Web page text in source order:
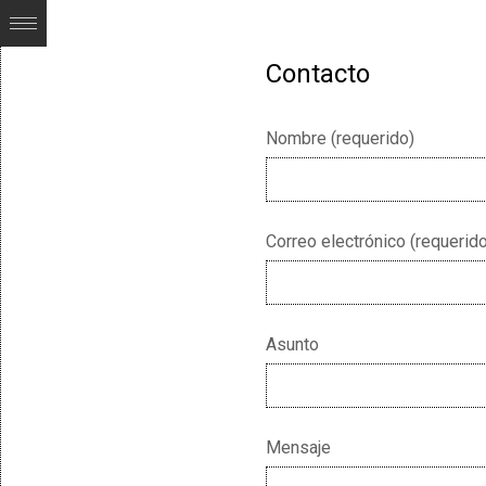
Contacto
Nombre (requerido)
Correo electrónico
Asunto
Mensaje